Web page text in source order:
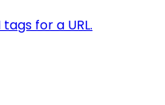
for a URL.